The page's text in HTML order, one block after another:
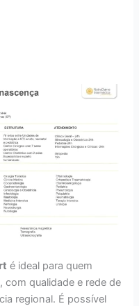
é ideal para quem
com qualidade e rede de
regional. É possível